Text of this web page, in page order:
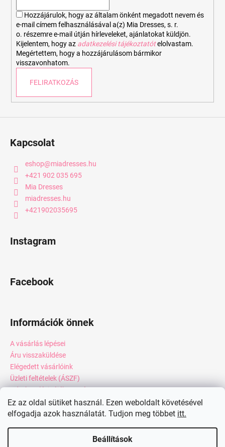
Ez az oldal sütiket használ. Ezen weboldalt követésével
elfogadja azok használatát. Tudjon meg többet itt.
Beállítások
Hozzájárulok, hogy az általam önként megadott nevem és
e-mail címem felhasználásával a(z) Mia Dresses, s. r.
o. részemre e-mail útján hírleveleket, ajánlatokat küldjön.
Kijelentem, hogy az adatkezelési tájékoztatót elolvastam.
Megértettem, hogy a hozzájárulásom bármikor
visszavonhatom.
FELIRATKOZÁS
Kapcsolat
eshop@miadresses.hu
+421 902 035 695
Mia Dresses
miadresses.hu
+421902035695
Instagram
Facebook
Információk önnek
A vásárlás lépései
Áru visszaküldése
Elégedett vásárlóink
Üzleti feltételek (ÁSZF)
Adatkezelési tájékoztató
Webáruház értékelése
Kapcsolat